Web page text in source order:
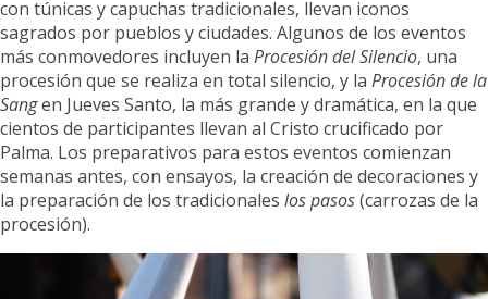
con túnicas y capuchas tradicionales, llevan iconos
sagrados por pueblos y ciudades. Algunos de los eventos
más conmovedores incluyen la Procesión del Silencio, una
procesión que se realiza en total silencio, y la Procesión de la
Sangen Jueves Santo, la más grande y dramática, en la que
cientos de participantes llevan al Cristo crucificado por
Palma. Los preparativos para estos eventos comienzan
semanas antes, con ensayos, la creación de decoraciones y
la preparación de los tradicionales los pasos(carrozas de la
procesión).